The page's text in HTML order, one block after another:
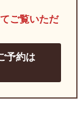
ご覧いただ
予約は